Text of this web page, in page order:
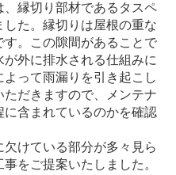
縁切り部材であるタスペ
た。縁切りは屋根の重な
す。この隙間があることで
外に排水される仕組みに
って雨漏りを引き起こし
だきますので、メンテナ
含まれているのかを確認
けている部分が多々見ら
をご提案いたしました。